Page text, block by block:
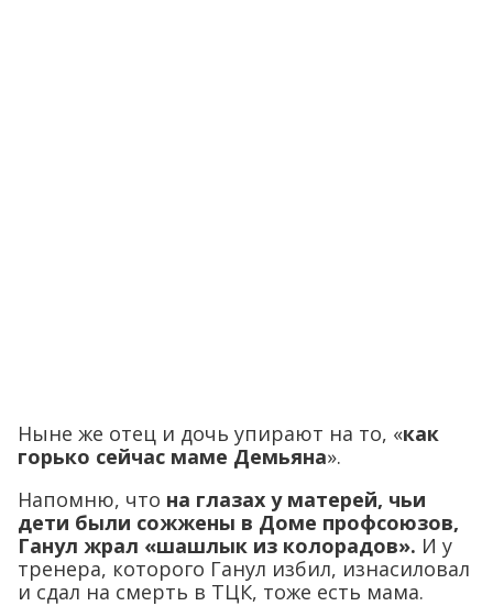
Ныне же отец и дочь упирают на то, «как
горько сейчас маме Демьяна».
Напомню, что на глазах у матерей, чьи
дети были сожжены в Доме профсоюзов,
Ганул жрал «шашлык из колорадов». И у
тренера, которого Ганул избил, изнасиловал
и сдал на смерть в ТЦК, тоже есть мама.